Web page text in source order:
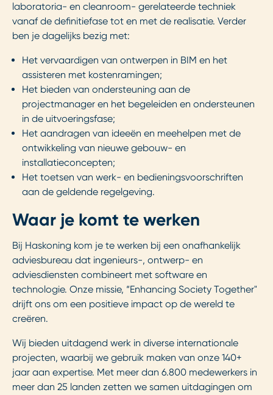
laboratoria- en cleanroom- gerelateerde techniek
vanaf de definitiefase tot en met de realisatie. Verder
ben je dagelijks bezig met:
Het vervaardigen van ontwerpen in BIM en het
assisteren met kostenramingen;
Het bieden van ondersteuning aan de
projectmanager en het begeleiden en ondersteunen
in de uitvoeringsfase;
Het aandragen van ideeën en meehelpen met de
ontwikkeling van nieuwe gebouw- en
installatieconcepten;
Het toetsen van werk- en bedieningsvoorschriften
aan de geldende regelgeving.
Waar je komt te werken
Bij Haskoning kom je te werken bij een onafhankelijk
adviesbureau dat ingenieurs-, ontwerp- en
adviesdiensten combineert met software en
technologie. Onze missie, “Enhancing Society Together"
drijft ons om een positieve impact op de wereld te
creëren.
Wij bieden uitdagend werk in diverse internationale
projecten, waarbij we gebruik maken van onze 140+
jaar aan expertise. Met meer dan 6.800 medewerkers in
meer dan 25 landen zetten we samen uitdagingen om